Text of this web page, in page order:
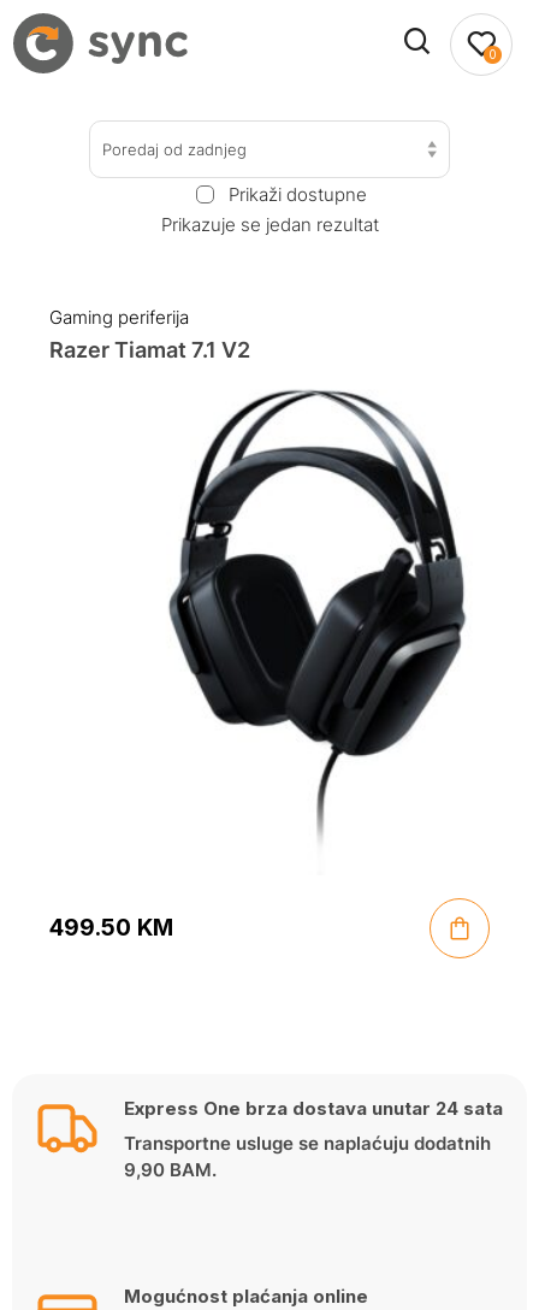
0
Poredaj od zadnjeg
Prikaži dostupne
Prikazuje se jedan rezultat
Gaming periferija
Razer Tiamat 7.1 V2
499.50 KM
Express One brza dostava unutar 24 sata
Transportne usluge se naplaćuju dodatnih
9,90 BAM.
Mogućnost plaćanja online